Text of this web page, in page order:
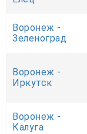
Воронеж -
Зеленоград
Воронеж -
Иркутск
Воронеж -
Калуга